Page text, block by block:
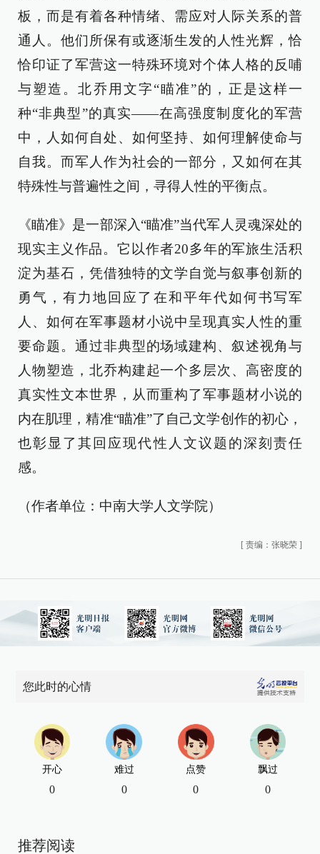
板，而是有着各种情绪、需应对人际关系的普
通人。他们所保有或逐渐生发的人性光辉，恰
恰印证了军营这一特殊环境对个体人格的反哺
与塑造。北乔用文字“瞄准”的，正是这样一
种“非典型”的真实——在高强度制度化的军营
中，人如何自处、如何坚持、如何理解使命与
自我。而军人作为社会的一部分，又如何在其
特殊性与普遍性之间，寻得人性的平衡点。
《瞄准》是一部深入“瞄准”当代军人灵魂深处的
现实主义作品。它以作者20多年的军旅生活积
淀为基石，凭借独特的文学自觉与叙事创新的
勇气，有力地回应了在和平年代如何书写军
人、如何在军事题材小说中呈现真实人性的重
要命题。通过非典型的场域建构、叙述视角与
人物塑造，北乔构建起一个多层次、高密度的
真实性文本世界，从而重构了军事题材小说的
内在肌理，精准“瞄准”了自己文学创作的初心，
也彰显了其回应现代性人文议题的深刻责任
感。
（作者单位：中南大学人文学院）
[ 责编：张晓荣 ]
您此时的心情
开心
0
难过
0
点赞
0
飘过
0
推荐阅读